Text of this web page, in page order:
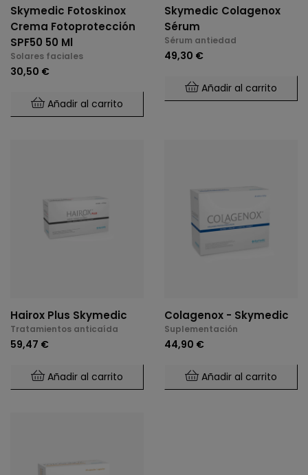
Skymedic Fotoskinox
Crema Fotoprotección
SPF50 50 Ml
Solares faciales
30,50 €
Añadir al carrito
Skymedic Colagenox
Sérum
Sérum antiedad
49,30 €
Añadir al carrito
Hairox Plus Skymedic
Tratamientos anticaída
59,47 €
Añadir al carrito
Colagenox - Skymedic
Suplementación
44,90 €
Añadir al carrito